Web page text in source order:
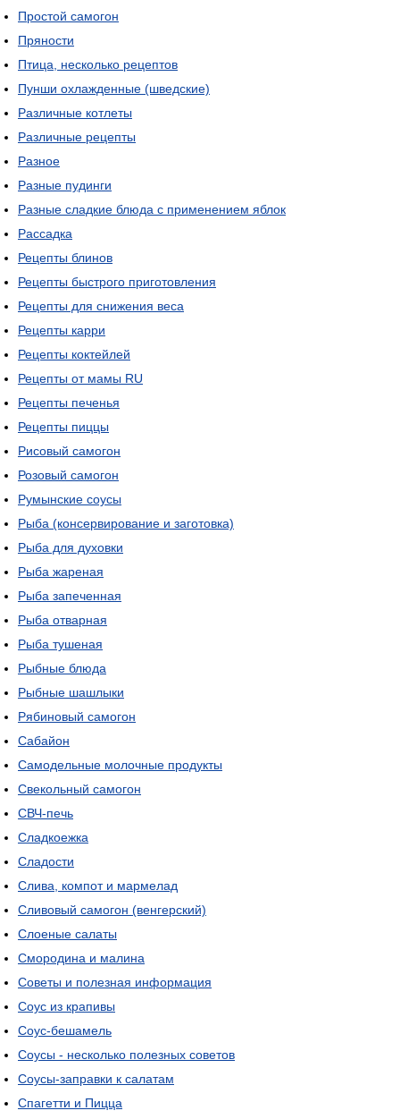
Простой самогон
Пряности
Птица, несколько рецептов
Пунши охлажденные (шведские)
Различные котлеты
Различные рецепты
Разное
Разные пудинги
Разные сладкие блюда с применением яблок
Рассадка
Рецепты блинов
Рецепты быстрого приготовления
Рецепты для снижения веса
Рецепты карри
Рецепты коктейлей
Рецепты от мамы RU
Рецепты печенья
Рецепты пиццы
Рисовый самогон
Розовый самогон
Румынские соусы
Рыба (консервирование и заготовка)
Рыба для духовки
Рыба жареная
Рыба запеченная
Рыба отварная
Рыба тушеная
Рыбные блюда
Рыбные шашлыки
Рябиновый самогон
Сабайон
Самодельные молочные продукты
Свекольный самогон
СВЧ-печь
Сладкоежка
Сладости
Слива, компот и мармелад
Сливовый самогон (венгерский)
Слоеные салаты
Смородина и малина
Советы и полезная информация
Соус из крапивы
Соус-бешамель
Соусы - несколько полезных советов
Соусы-заправки к салатам
Спагетти и Пицца